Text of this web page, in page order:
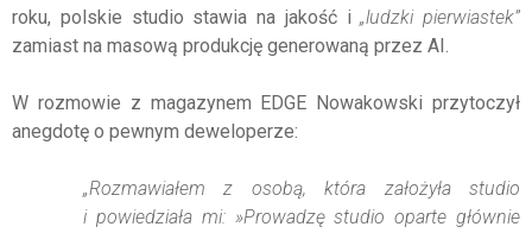
roku, polskie studio stawia na jakość i„ludzki pierwiastek”
zamiast na masową produkcję generowaną przez AI.
W rozmowie z magazynem EDGE Nowakowski przytoczył
anegdotę o pewnym deweloperze:
„Rozmawiałem z osobą, która założyła studio
i powiedziała mi: »Prowadzę studio oparte głównie